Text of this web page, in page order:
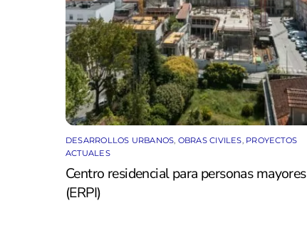
DESARROLLOS URBANOS, OBRAS CIVILES, PROYECTOS
ACTUALES
Centro residencial para personas mayores
(ERPI)